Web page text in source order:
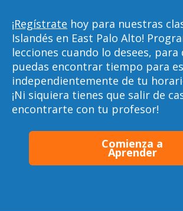
¡Regístrate hoy para nuestras
Islandés en East Palo Alto!
lecciones cuando lo desees,
puedas encontrar tiempo para
independientemente de tu
¡Ni siquiera tienes que salir de
encontrarte con tu profesor!
Comienza a
Aprender